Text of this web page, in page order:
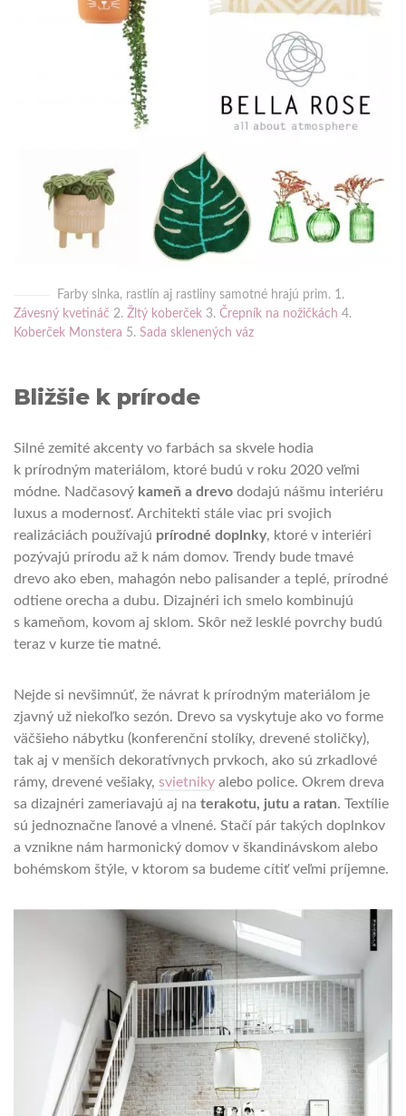
Farby slnka, rastlín aj rastliny samotné hrajú prim. 1.
Závesný kvetináč 2. Žltý koberček 3. Črepník na nožičkách 4.
Koberček Monstera 5. Sada sklenených váz
Bližšie k prírode
Silné zemité akcenty vo farbách sa skvele hodia
k prírodným materiálom, ktoré budú v roku 2020 veľmi
módne. Nadčasový kameň a drevo dodajú nášmu interiéru
luxus a modernosť. Architekti stále viac pri svojich
realizáciách používajú prírodné doplnky, ktoré v interiéri
pozývajú prírodu až k nám domov. Trendy bude tmavé
drevo ako eben, mahagón nebo palisander a teplé, prírodné
odtiene orecha a dubu. Dizajnéri ich smelo kombinujú
s kameňom, kovom aj sklom. Skôr než lesklé povrchy budú
teraz v kurze tie matné.
Nejde si nevšimnúť, že návrat k prírodným materiálom je
zjavný už niekoľko sezón. Drevo sa vyskytuje ako vo forme
väčšieho nábytku (konferenční stolíky, drevené stoličky),
tak aj v menších dekoratívnych prvkoch, ako sú zrkadlové
rámy, drevené vešiaky, svietniky alebo police. Okrem dreva
sa dizajnéri zameriavajú aj na terakotu, jutu a ratan. Textílie
sú jednoznačne ľanové a vlnené. Stačí pár takých doplnkov
a vznikne nám harmonický domov v škandinávskom alebo
bohémskom štýle, v ktorom sa budeme cítiť veľmi príjemne.